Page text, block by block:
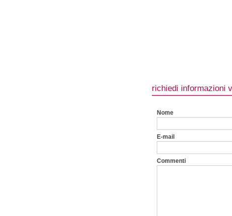
richiedi informazioni
Nome
E-mail
Commenti